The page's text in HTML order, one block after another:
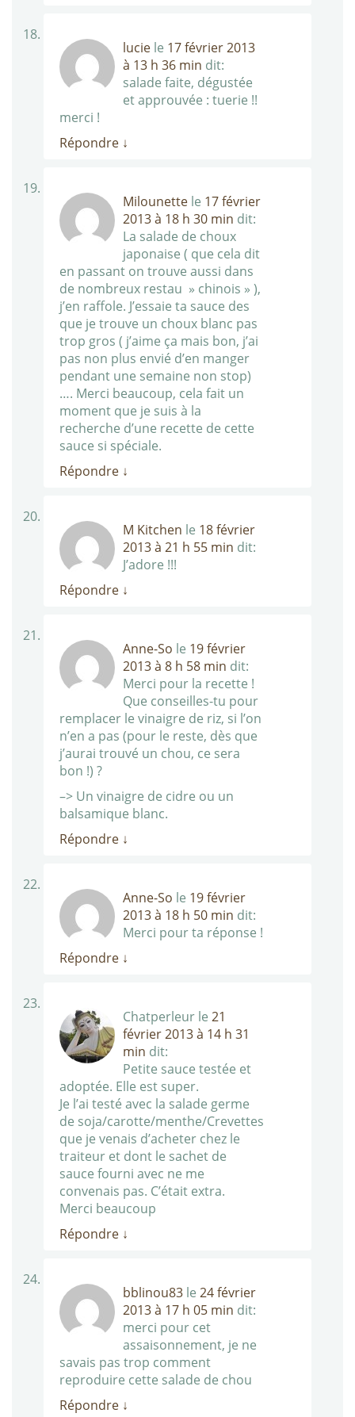
lucie le 17 février 2013
à 13 h 36 min dit:
salade faite, dégustée
et approuvée : tuerie !!
merci !
Répondre ↓
Milounette le 17 février
2013 à 18 h 30 min dit:
La salade de choux
japonaise ( que cela dit
en passant on trouve aussi dans
de nombreux restau » chinois » ),
j’en raffole. J’essaie ta sauce des
que je trouve un choux blanc pas
trop gros ( j’aime ça mais bon, j’ai
pas non plus envié d’en manger
pendant une semaine non stop)
…. Merci beaucoup, cela fait un
moment que je suis à la
recherche d’une recette de cette
sauce si spéciale.
Répondre ↓
M Kitchen le 18 février
2013 à 21 h 55 min dit:
J’adore !!!
Répondre ↓
Anne-So le 19 février
2013 à 8 h 58 min dit:
Merci pour la recette !
Que conseilles-tu pour
remplacer le vinaigre de riz, si l’on
n’en a pas (pour le reste, dès que
j’aurai trouvé un chou, ce sera
bon !) ?
–> Un vinaigre de cidre ou un
balsamique blanc.
Répondre ↓
Anne-So le 19 février
2013 à 18 h 50 min dit:
Merci pour ta réponse !
Répondre ↓
Chatperleur le 21
février 2013 à 14 h 31
min dit:
Petite sauce testée et
adoptée. Elle est super.
Je l’ai testé avec la salade germe
de soja/carotte/menthe/Crevettes
que je venais d’acheter chez le
traiteur et dont le sachet de
sauce fourni avec ne me
convenais pas. C’était extra.
Merci beaucoup
Répondre ↓
bblinou83 le 24 février
2013 à 17 h 05 min dit:
merci pour cet
assaisonnement, je ne
savais pas trop comment
reproduire cette salade de chou
Répondre ↓